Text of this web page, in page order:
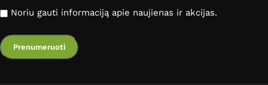
Noriu gauti informaciją apie naujienas ir akcijas.